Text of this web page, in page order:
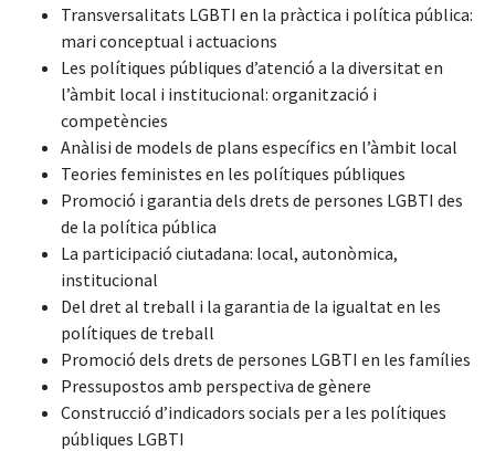
Transversalitats LGBTI en la pràctica i política pública:
mari conceptual i actuacions
Les polítiques públiques d’atenció a la diversitat en
l’àmbit local i institucional: organització i
competències
Anàlisi de models de plans específics en l’àmbit local
Teories feministes en les polítiques públiques
Promoció i garantia dels drets de persones LGBTI des
de la política pública
La participació ciutadana: local, autonòmica,
institucional
Del dret al treball i la garantia de la igualtat en les
polítiques de treball
Promoció dels drets de persones LGBTI en les famílies
Pressupostos amb perspectiva de gènere
Construcció d’indicadors socials per a les polítiques
públiques LGBTI